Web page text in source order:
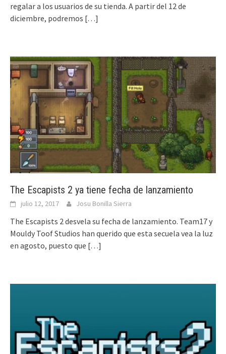
regalar a los usuarios de su tienda. A partir del 12 de
diciembre, podremos […]
The Escapists 2 ya tiene fecha de lanzamiento
julio 12, 2017 Josu Bonilla Sierra
The Escapists 2 desvela su fecha de lanzamiento. Team17 y
Mouldy Toof Studios han querido que esta secuela vea la luz
en agosto, puesto que […]